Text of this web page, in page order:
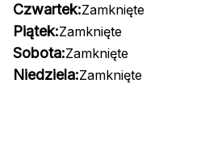
Czwartek:Zamknięte
Piątek:Zamknięte
Sobota:Zamknięte
Niedziela:Zamknięte